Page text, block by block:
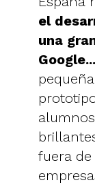
el
una
Google...
fuera de